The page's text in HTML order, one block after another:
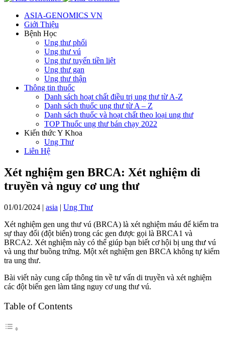
ASIA-GENOMICS VN
Giới Thiệu
Bệnh Học
Ung thư phổi
Ung thư vú
Ung thư tuyến tiền liệt
Ung thư gan
Ung thư thận
Thông tin thuốc
Danh sách hoạt chất điều trị ung thư từ A-Z
Danh sách thuốc ung thư từ A – Z
Danh sách thuốc và hoạt chất theo loại ung thư
TOP Thuốc ung thư bán chạy 2022
Kiến thức Y Khoa
Ung Thư
Liên Hệ
Xét nghiệm gen BRCA: Xét nghiệm di
truyền và nguy cơ ung thư
01/01/2024 | asia | Ung Thư
Xét nghiệm gen ung thư vú (BRCA) là xét nghiệm máu để kiểm tra
sự thay đổi (đột biến) trong các gen được gọi là BRCA1 và
BRCA2. Xét nghiệm này có thể giúp bạn biết cơ hội bị ung thư vú
và ung thư buồng trứng. Một xét nghiệm gen BRCA không tự kiểm
tra ung thư.
Bài viết này cung cấp thông tin về tư vấn di truyền và xét nghiệm
các đột biến gen làm tăng nguy cơ ung thư vú.
Table of Contents